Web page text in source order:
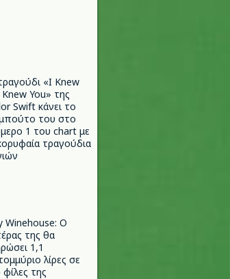
«I Knew
You» της
Swift κάνει το
του στο
1 του chart με
τραγούδια
Winehouse: Ο
της θα
1,1
λίρες σε
της